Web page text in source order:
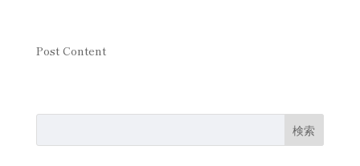
Post Content
検索